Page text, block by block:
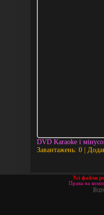
DVD Karaoke і
Завантажень: 0 |
Усі файли
Права на